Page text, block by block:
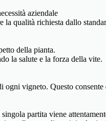
aziendale
la qualità richiesta dallo
della pianta.
la salute e la forza della vite.
ogni vigneto. Questo
partita viene